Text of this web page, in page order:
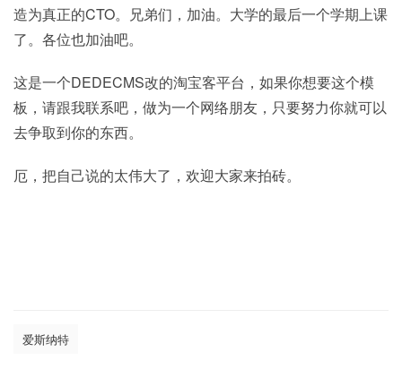
造为真正的CTO。兄弟们，加油。大学的最后一个学期上课
了。各位也加油吧。
这是一个DEDECMS改的淘宝客平台，如果你想要这个模
板，请跟我联系吧，做为一个网络朋友，只要努力你就可以
去争取到你的东西。
厄，把自己说的太伟大了，欢迎大家来拍砖。
爱斯纳特